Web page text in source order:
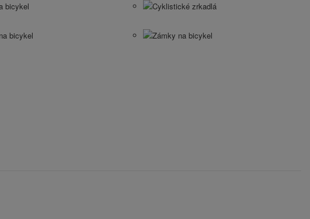
bicykel Cyklistické zrkadlá
bicykel Zámky na bicykel